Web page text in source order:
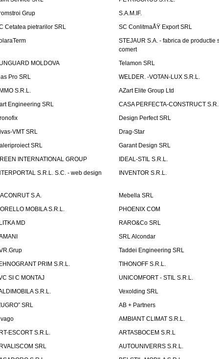
Grup
S.A.M.IF.
Cetatea pietrarilor SRL
SC ConlitmaÅŸ Export SRL
STEJAUR S.A. - fabrica de productie
comert
MOLDOVA
Telamon SRL
Pro SRL
WELDER. -VOTAN-LUX S.R.L.
S.R.L.
AZart Elite Group Ltd
Engineering SRL
CASA PERFECTA-CONSTRUCT
Design Perfect SRL
VMT SRL
Drag-Star
SRL
Garant Design SRL
INTERNATIONAL GROUP
IDEAL-STIL S.R.L.
S.R.L. S.C. - web design
INVENTOR S.R.L.
S.A.
Mebella SRL
MOBILA S.R.L.
PHOENIX COM
MD
RARO&Co SRL
SRL Alcondar
Taddei Engineering SRL
PRIM S.R.L.
TIHONOFF S.R.L.
SI C MONTAJ
UNICOMFORT - STIL S.R.L.
S.R.L.
Vexolding SRL
SRL
AB + Partners
AMBIANT CLIMAT S.R.L.
ESCORT S.R.L.
ARTASBOCEM S.R.L
SRL
AUTOUNIVERRS S.R.L.